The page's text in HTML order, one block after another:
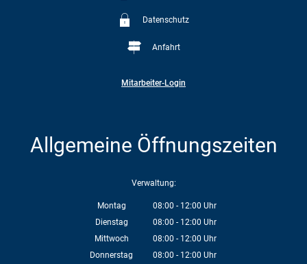
Datenschutz
Anfahrt
Mitarbeiter-Login
Allgemeine Öffnungszeiten
Verwaltung:
Montag 08:00 - 12:00 Uhr
Von 08:00 bis 12:00 Uhr
Dienstag 08:00 - 12:00 Uhr
Von 08:00 bis 12:00 Uhr
Mittwoch 08:00 - 12:00 Uhr
Von 08:00 bis 12:00 Uhr
Donnerstag 08:00 - 12:00 Uhr